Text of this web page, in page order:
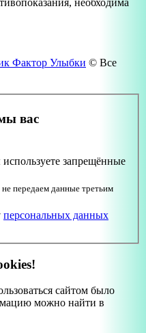
© Все
вас
запрещённые
передаем данные третьим
персональных данных
сайтом было
можно найти в